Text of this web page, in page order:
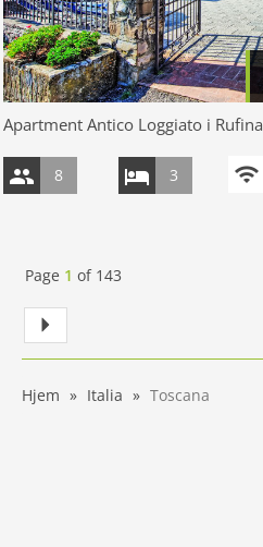
Apartment Antico Loggiato i Rufina
8 3
Page 1 of 143
Hjem Italia Toscana